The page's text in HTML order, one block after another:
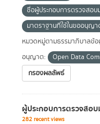
ชื่อผู้ประกอบการตรวจสอ
มาตราฐานที่ใช้ในขออนุญา
หมวดหมู่ตามธรรมาภิบาลข้
อนุญาต:
Open Data
กรองผลลัพธ์
ผู้ประกอบการตรวจสอ
282 recent views